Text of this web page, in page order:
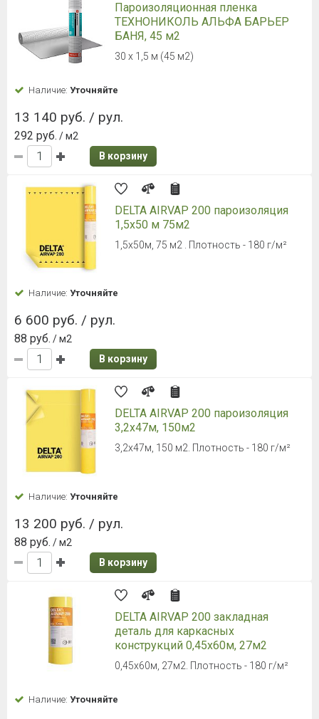
Пароизоляционная пленка
ТЕХНОНИКОЛЬ АЛЬФА БАРЬЕР
БАНЯ, 45 м2
30 х 1,5 м (45 м2)
Наличие: Уточняйте
13 140 руб. / рул.
292 руб. / м2
В корзину
DELTA AIRVAP 200 пароизоляция
1,5х50 м 75м2
1,5х50м, 75 м2 . Плотность - 180 г/м²
Наличие: Уточняйте
6 600 руб. / рул.
88 руб. / м2
В корзину
DELTA AIRVAP 200 пароизоляция
3,2х47м, 150м2
3,2х47м, 150 м2. Плотность - 180 г/м²
Наличие: Уточняйте
13 200 руб. / рул.
88 руб. / м2
В корзину
DELTA AIRVAP 200 закладная
деталь для каркасных
конструкций 0,45х60м, 27м2
0,45х60м, 27м2. Плотность - 180 г/м²
Наличие: Уточняйте